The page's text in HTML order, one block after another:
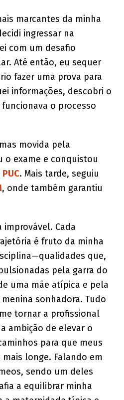
marcantes da minha
ingressar na
com um desafio
Até então, eu sequer
fazer uma prova para
informações, descobri o
o processo
movida pela
o exame e conquistou
PUC. Mais tarde, seguiu
, onde também garantiu
improvável. Cada
é fruto da minha
que,
pela garra do
uma mãe atípica e pela
sonhadora. Tudo
tornar a profissional
ambição de elevar o
para que meus
longe. Falando em
sendo um deles
a equilibrar minha